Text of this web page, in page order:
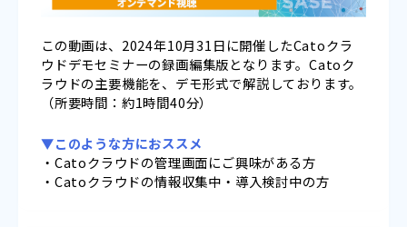
この動画は、2024年10月31日に開催したCatoクラ
ウドデモセミナーの録画編集版となります。Catoク
ラウドの主要機能を、デモ形式で解説しております。
（所要時間：約1時間40分）
▼このような方におススメ
・Catoクラウドの管理画面にご興味がある方
・Catoクラウドの情報収集中・導入検討中の方